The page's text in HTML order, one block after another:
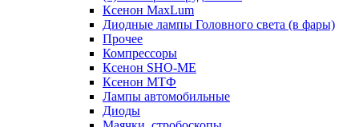
Ксенон MaxLum
Диодные лампы Головного света (в фары)
Прочее
Компрессоры
Ксенон SHO-ME
Ксенон МТФ
Лампы автомобильные
Диоды